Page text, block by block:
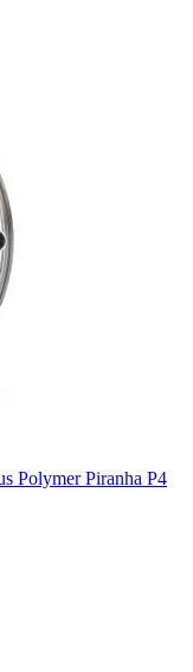
Polymer Piranha P4